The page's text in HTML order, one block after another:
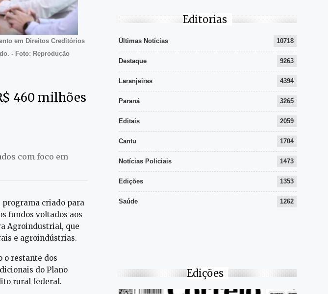
em Direitos Creditórios
- Foto: Reprodução
460 milhões
com foco em
programa criado para
fundos voltados aos
Agroindustrial, que
e agroindústrias.
o restante dos
do Plano
rural federal.
Editorias
Últimas Notícias 10718
Destaque 9263
Laranjeiras 4394
Paraná 3265
Editais 2059
Cantu 1704
Notícias Policiais 1473
Edições 1353
Saúde 1262
Edições